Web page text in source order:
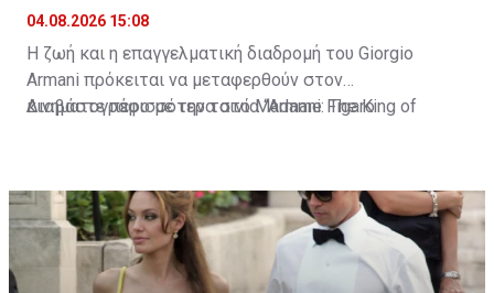
04.08.2026 15:08
Η ζωή και η επαγγελματική διαδρομή του Giorgio
Armani πρόκειται να μεταφερθούν στον
κινηματογράφο με την ταινία “Armani: The King of
Διαβάστε περισσότερα στο Madame Figaro